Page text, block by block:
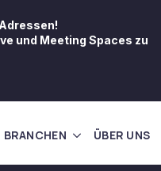
und Meeting Spaces zu
BRANCHEN ÜBER UNS